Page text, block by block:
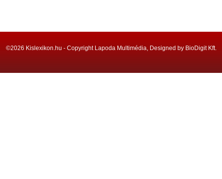
©2026 Kislexikon.hu - Copyright Lapoda Multimédia, Designed by BioDigit Kft.